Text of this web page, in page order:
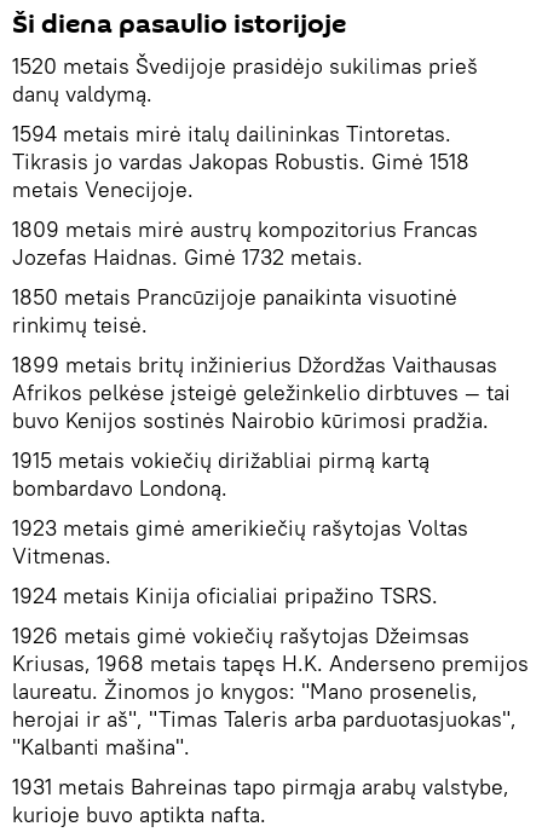
Ši diena pasaulio istorijoje
1520 metais Švedijoje prasidėjo sukilimas prieš
danų valdymą.
1594 metais mirė italų dailininkas Tintoretas.
Tikrasis jo vardas Jakopas Robustis. Gimė 1518
metais Venecijoje.
1809 metais mirė austrų kompozitorius Francas
Jozefas Haidnas. Gimė 1732 metais.
1850 metais Prancūzijoje panaikinta visuotinė
rinkimų teisė.
1899 metais britų inžinierius Džordžas Vaithausas
Afrikos pelkėse įsteigė geležinkelio dirbtuves — tai
buvo Kenijos sostinės Nairobio kūrimosi pradžia.
1915 metais vokiečių dirižabliai pirmą kartą
bombardavo Londoną.
1923 metais gimė amerikiečių rašytojas Voltas
Vitmenas.
1924 metais Kinija oficialiai pripažino TSRS.
1926 metais gimė vokiečių rašytojas Džeimsas
Kriusas, 1968 metais tapęs H.K. Anderseno premijos
laureatu. Žinomos jo knygos: "Mano prosenelis,
herojai ir aš", "Timas Taleris arba parduotasjuokas",
"Kalbanti mašina".
1931 metais Bahreinas tapo pirmąja arabų valstybe,
kurioje buvo aptikta nafta.